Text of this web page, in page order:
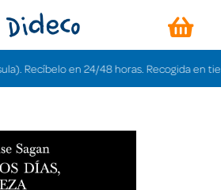
en 24/48 horas. Recogida en